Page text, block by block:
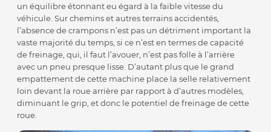
un équilibre étonnant eu égard à la faible vitesse du
véhicule. Sur chemins et autres terrains accidentés,
l’absence de crampons n’est pas un détriment important la
vaste majorité du temps, si ce n’est en termes de capacité
de freinage, qui, il faut l’avouer, n’est pas folle à l’arrière
avec un pneu presque lisse. D’autant plus que le grand
empattement de cette machine place la selle relativement
loin devant la roue arrière par rapport à d’autres modèles,
diminuant le grip, et donc le potentiel de freinage de cette
roue.